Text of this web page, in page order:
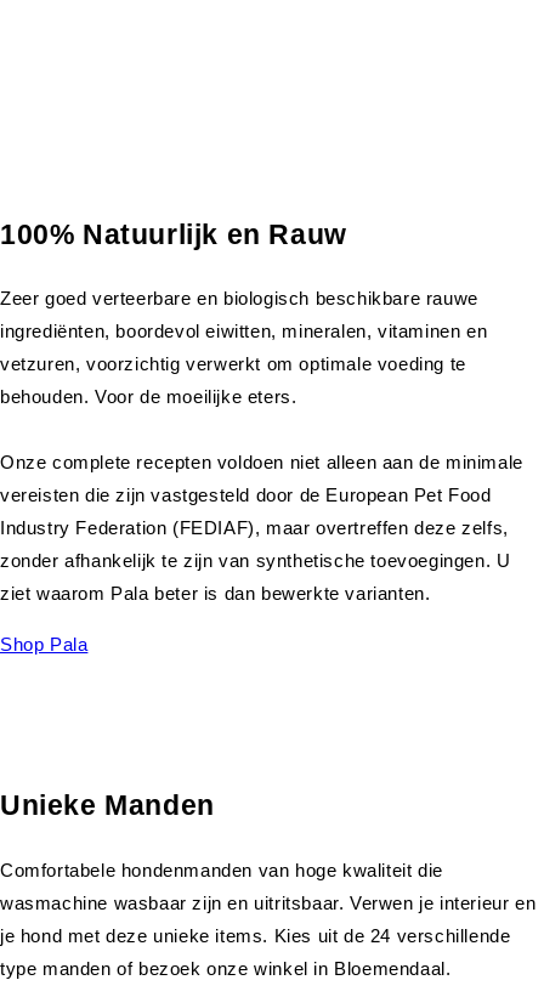
100% Natuurlijk en Rauw
Zeer goed verteerbare en biologisch beschikbare rauwe
ingrediënten, boordevol eiwitten, mineralen, vitaminen en
vetzuren, voorzichtig verwerkt om optimale voeding te
behouden. Voor de moeilijke eters.
Onze complete recepten voldoen niet alleen aan de minimale
vereisten die zijn vastgesteld door de European Pet Food
Industry Federation (FEDIAF), maar overtreffen deze zelfs,
zonder afhankelijk te zijn van synthetische toevoegingen. U
ziet waarom Pala beter is dan bewerkte varianten.
Shop Pala
Unieke Manden
Comfortabele hondenmanden van hoge kwaliteit die
wasmachine wasbaar zijn en uitritsbaar. Verwen je interieur en
je hond met deze unieke items. Kies uit de 24 verschillende
type manden of bezoek onze winkel in Bloemendaal.